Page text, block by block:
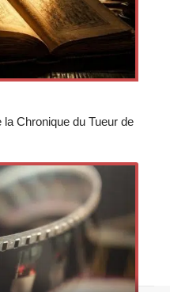
Chronique du Tueur de